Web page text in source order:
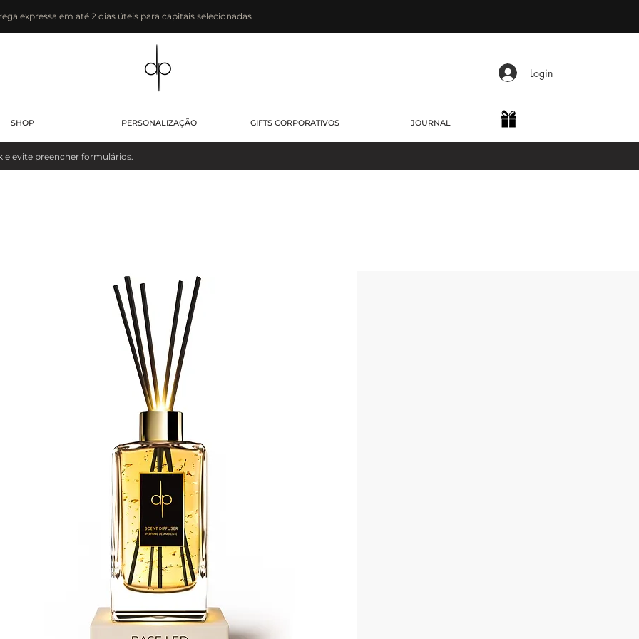
expressa em até 2 dias úteis para capitais selecionadas
Login
SHOP PERSONALIZAÇÃO GIFTS CORPORATIVOS JOURNAL
evite preencher formulários.